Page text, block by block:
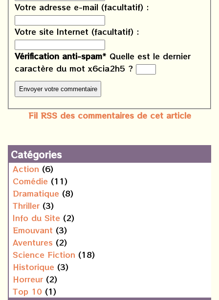
Votre adresse e-mail (facultatif) :
Votre site Internet (facultatif) :
Vérification anti-spam* Quelle est le dernier
caractère du mot x6cia2h5 ?
Fil RSS des commentaires de cet article
Catégories
Action (6)
Comédie (11)
Dramatique (8)
Thriller (3)
Info du Site (2)
Emouvant (3)
Aventures (2)
Science Fiction (18)
Historique (3)
Horreur (2)
Top 10 (1)